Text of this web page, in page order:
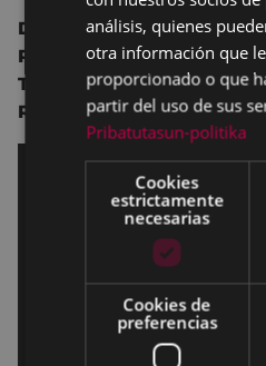
Dirección:Pablo Larraín.
Reparto:Kristen Stewart ,
Timothy Spall, Sally
Richard Sammel, Amy
análisis, quienes
otra información que
proporcionado o que
partir del uso de sus
Pribatutasun-politika
Cookies
estrictamente
necesarias
Cookies de
preferencias